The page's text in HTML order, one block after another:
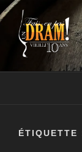
Aller
au
contenu
FAIS-
Un vrai blogue
ÉTIQUETTE